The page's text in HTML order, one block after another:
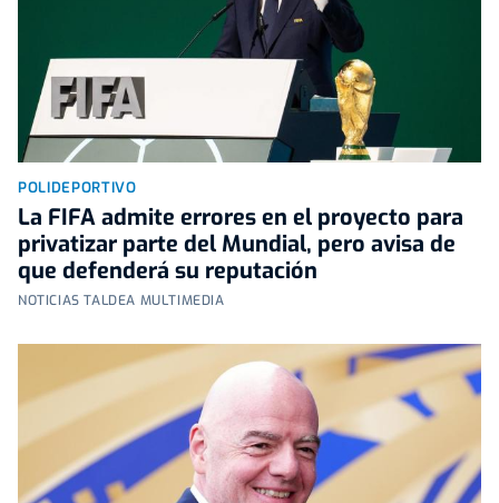
POLIDEPORTIVO
La FIFA admite errores en el proyecto para
privatizar parte del Mundial, pero avisa de
que defenderá su reputación
NOTICIAS TALDEA MULTIMEDIA